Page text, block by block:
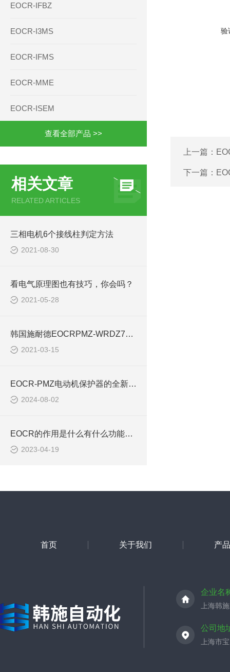
EOCR-IFBZ
EOCR-I3MS
EOCR-IFMS
EOCR-MME
EOCR-ISEM
查看全部产品 >>
相关文章
RELATED ARTICLES
三相电机6个接线柱判定方法
2021-08-30
看电气原理图也有技巧，你会吗？
2021-05-28
韩国施耐德EOCRPMZ-WRDZ7W电动机保护继电器技术规范
2021-03-15
EOCR-PMZ电动机保护器的全新升级款简介
2024-08-02
EOCR的作用是什么有什么功能EOCR-PMZ PFZ
2023-04-19
验
上一篇：
下一篇：
首页 关于我们 产
企业名
上海韩
公司地
上海市